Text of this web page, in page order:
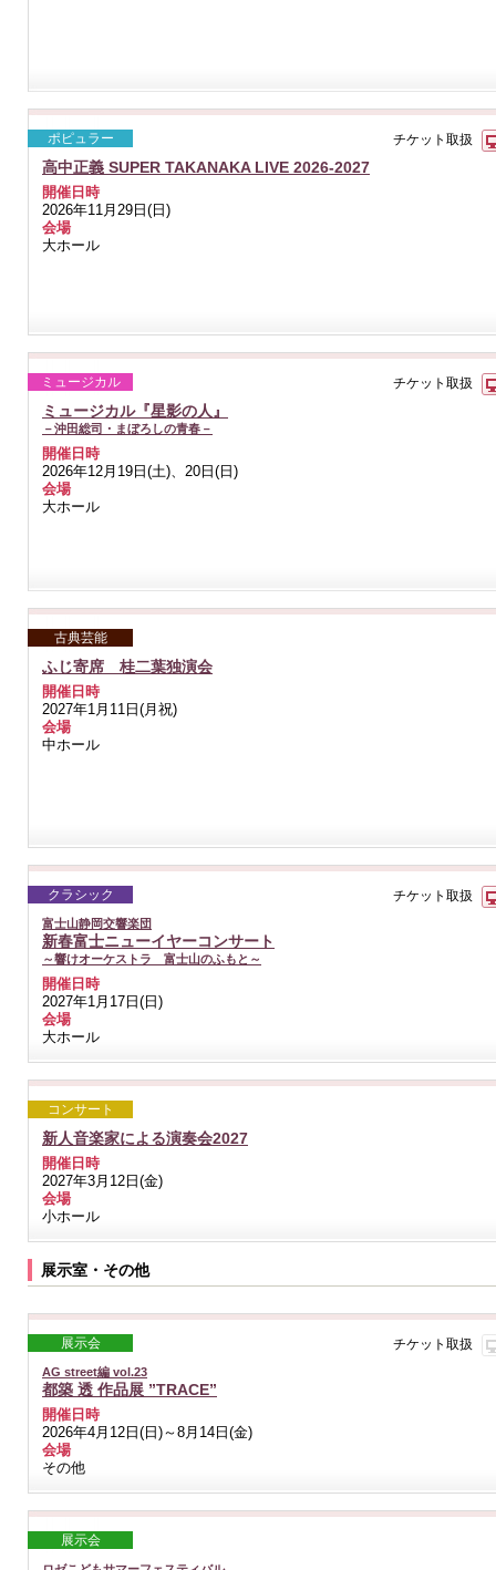
ポピュラー チケット取扱
高中正義 SUPER TAKANAKA LIVE 2026-2027
開催日時
2026年11月29日(日)
会場
大ホール
ミュージカル チケット取扱
ミュージカル『星影の人』
－沖田総司・まぼろしの青春－
開催日時
2026年12月19日(土)、20日(日)
会場
大ホール
古典芸能
ふじ寄席 桂二葉独演会
開催日時
2027年1月11日(月祝)
会場
中ホール
クラシック チケット取扱
富士山静岡交響楽団
新春富士ニューイヤーコンサート
～響けオーケストラ 富士山のふもと～
開催日時
2027年1月17日(日)
会場
大ホール
コンサート
新人音楽家による演奏会2027
開催日時
2027年3月12日(金)
会場
小ホール
展示室・その他
展示会 チケット取扱
AG street編 vol.23
都築 透 作品展 ”TRACE”
開催日時
2026年4月12日(日)～8月14日(金)
会場
その他
展示会